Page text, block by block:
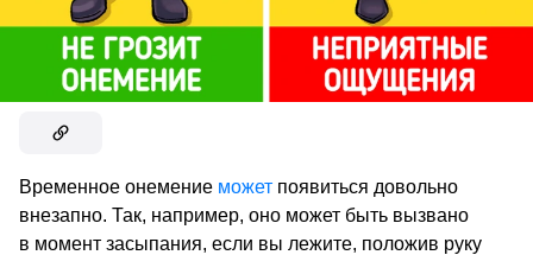
Временное онемение может появиться довольно
внезапно. Так, например, оно может быть вызвано
в момент засыпания, если вы лежите, положив руку